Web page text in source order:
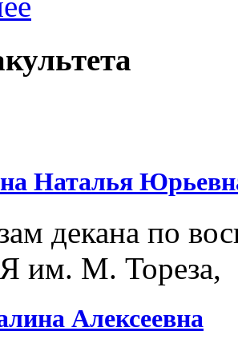
Наталья
декана по
М. Тореза,
Алексеевна